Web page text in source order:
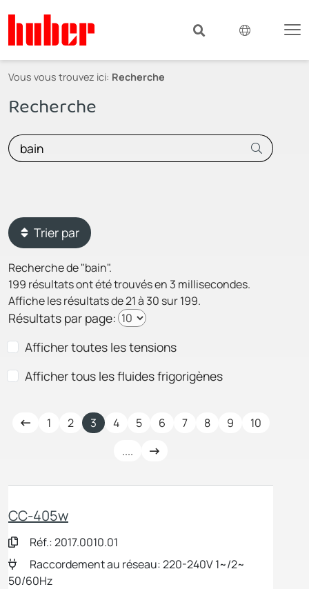
Vous vous trouvez ici: Recherche
Recherche
Trier par
Recherche de "bain".
199 résultats ont été trouvés en 3 millisecondes.
Affiche les résultats de 21 à 30 sur 199.
Résultats par page:
Afficher toutes les tensions
Afficher tous les fluides frigorigènes
1 2 3 4 5 6 7 8 9
10
....
CC-405w
Réf.: 2017.0010.01
Raccordement au réseau: 220-240V 1~/2~
50/60Hz